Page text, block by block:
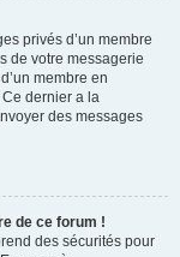
privés d’un membre
de votre messagerie
membre en
dernier a la
des messages
de ce forum !
des sécurités pour